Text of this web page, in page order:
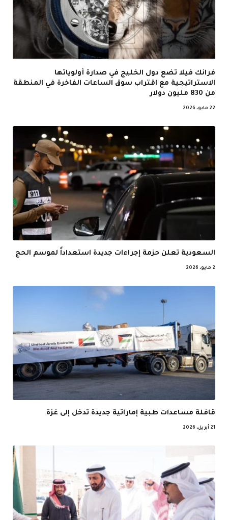
فرانك فيلا تضع دول الخليج في صدارة أولوياتها
الاستراتيجية مع اقتراب سوق الساعات الفاخرة في المنطقة
من 830 مليون دولار
22 مايو، 2026
السعودية تعلن حزمة إجراءات جديدة استعداداً لموسم الحج
2 مايو، 2026
قافلة مساعدات طبية إماراتية جديدة تدخل إلى غزة
21 أبريل، 2026